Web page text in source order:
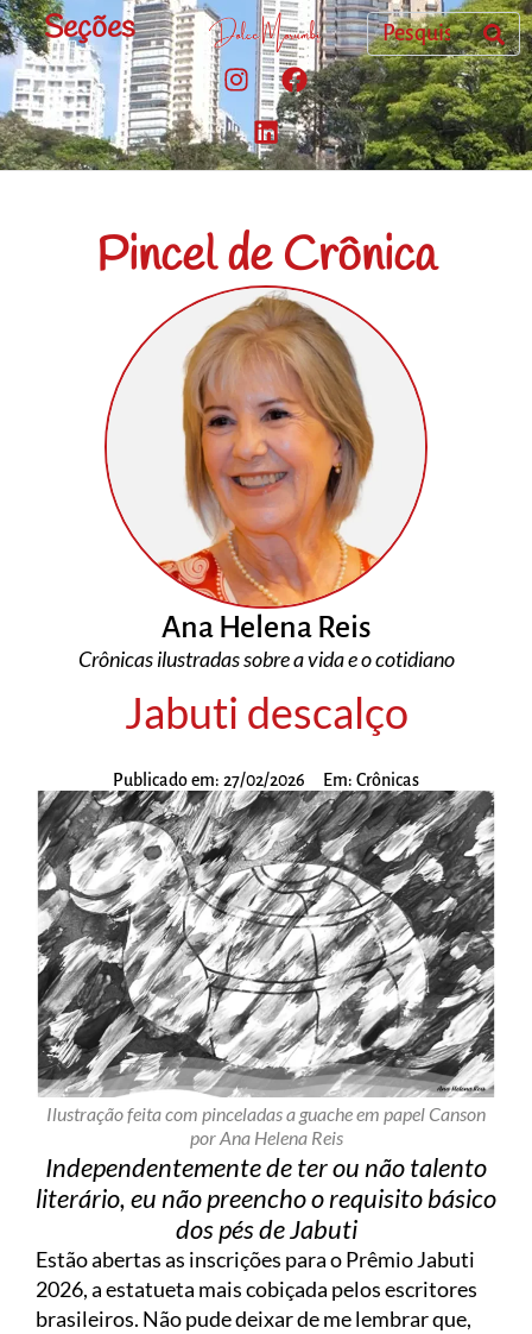
Seções
Pincel de Crônica
Ana Helena Reis
Crônicas ilustradas sobre a vida e o cotidiano
Jabuti descalço
Publicado em: 27/02/2026 Em: Crônicas
Ilustração feita com pinceladas a guache em papel Canson
por Ana Helena Reis
Independentemente de ter ou não talento
literário, eu não preencho o requisito básico
dos pés de Jabuti
Estão abertas as inscrições para o Prêmio Jabuti
2026, a estatueta mais cobiçada pelos escritores
brasileiros. Não pude deixar de me lembrar que,